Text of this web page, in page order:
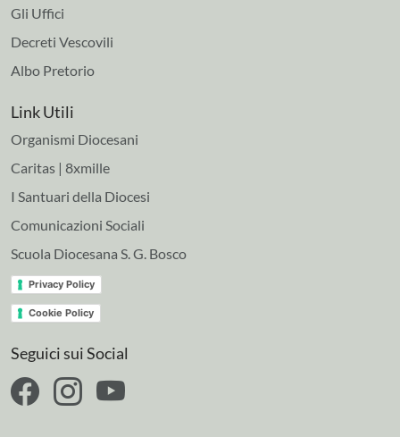
Gli Uffici
Decreti Vescovili
Albo Pretorio
Link Utili
Organismi Diocesani
Caritas | 8xmille
I Santuari della Diocesi
Comunicazioni Sociali
Scuola Diocesana S. G. Bosco
Privacy Policy
Cookie Policy
Seguici sui Social